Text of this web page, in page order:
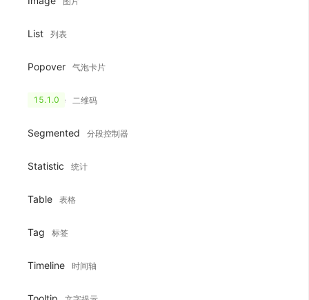
List 列表
Popover 气泡卡片
QRCode 二维码
15.1.0
Segmented 分段控制器
Statistic 统计
Table 表格
Tag 标签
Timeline 时间轴